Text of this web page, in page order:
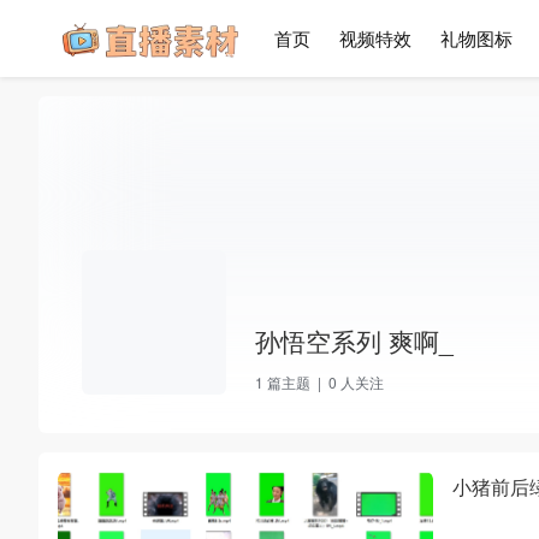
首页 视频特效 礼物图标
孙悟空系列 爽啊_
1 篇主题 | 0 人关注
小猪前后